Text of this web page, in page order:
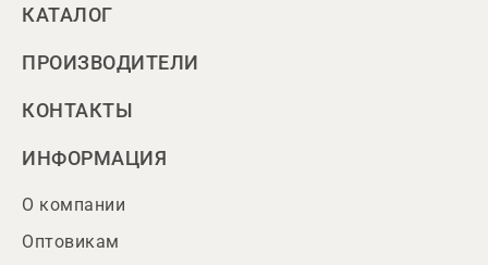
КАТАЛОГ
ПРОИЗВОДИТЕЛИ
КОНТАКТЫ
ИНФОРМАЦИЯ
О компании
Оптовикам